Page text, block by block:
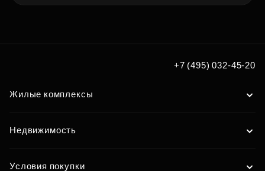
+7 (495) 032-45-20
Жилые комплексы
Недвижимость
Условия покупки